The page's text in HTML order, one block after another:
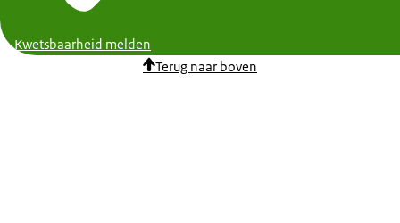
Kwetsbaarheid melden
Terug naar boven